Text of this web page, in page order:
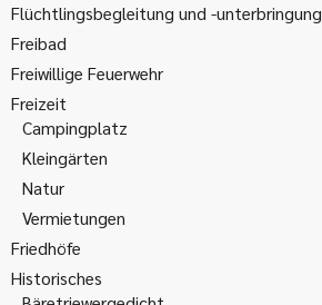
Flüchtlingsbegleitung und -unterbringung
Freibad
Freiwillige Feuerwehr
Freizeit
Campingplatz
Kleingärten
Natur
Vermietungen
Friedhöfe
Historisches